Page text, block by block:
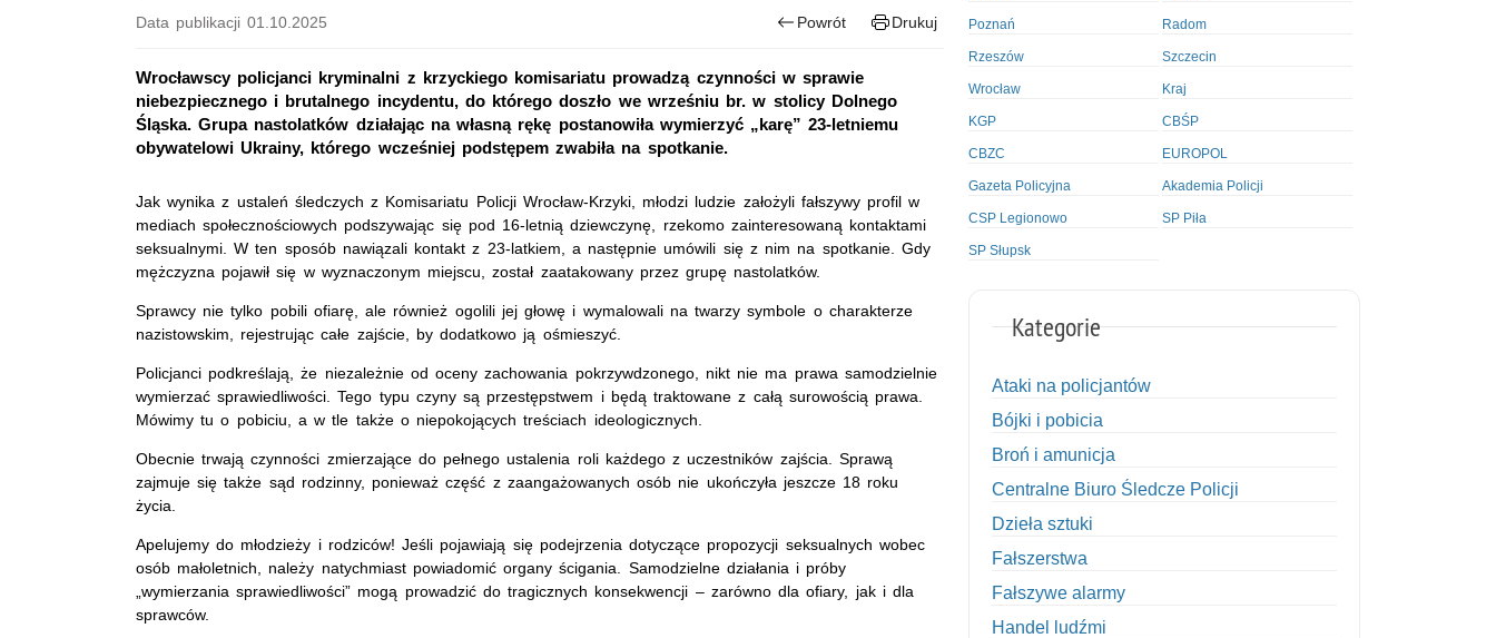
Data publikacji 01.10.2025 Powrót Drukuj
Wrocławscy policjanci kryminalni z krzyckiego komisariatu prowadzą czynności w sprawie
niebezpiecznego i brutalnego incydentu, do którego doszło we wrześniu br. w stolicy Dolnego
Śląska. Grupa nastolatków działając na własną rękę postanowiła wymierzyć „karę” 23-letniemu
obywatelowi Ukrainy, którego wcześniej podstępem zwabiła na spotkanie.
Jak wynika z ustaleń śledczych z Komisariatu Policji Wrocław-Krzyki, młodzi ludzie założyli fałszywy profil w
mediach społecznościowych podszywając się pod 16-letnią dziewczynę, rzekomo zainteresowaną kontaktami
seksualnymi. W ten sposób nawiązali kontakt z 23-latkiem, a następnie umówili się z nim na spotkanie. Gdy
mężczyzna pojawił się w wyznaczonym miejscu, został zaatakowany przez grupę nastolatków.
Sprawcy nie tylko pobili ofiarę, ale również ogolili jej głowę i wymalowali na twarzy symbole o charakterze
nazistowskim, rejestrując całe zajście, by dodatkowo ją ośmieszyć.
Policjanci podkreślają, że niezależnie od oceny zachowania pokrzywdzonego, nikt nie ma prawa samodzielnie
wymierzać sprawiedliwości. Tego typu czyny są przestępstwem i będą traktowane z całą surowością prawa.
Mówimy tu o pobiciu, a w tle także o niepokojących treściach ideologicznych.
Obecnie trwają czynności zmierzające do pełnego ustalenia roli każdego z uczestników zajścia. Sprawą
zajmuje się także sąd rodzinny, ponieważ część z zaangażowanych osób nie ukończyła jeszcze 18 roku
życia.
Apelujemy do młodzieży i rodziców! Jeśli pojawiają się podejrzenia dotyczące propozycji seksualnych wobec
osób małoletnich, należy natychmiast powiadomić organy ścigania. Samodzielne działania i próby
„wymierzania sprawiedliwości” mogą prowadzić do tragicznych konsekwencji – zarówno dla ofiary, jak i dla
sprawców.
Poznań Radom
Rzeszów Szczecin
Wrocław Kraj
KGP CBŚP
CBZC EUROPOL
Gazeta Policyjna Akademia Policji
CSP Legionowo SP Piła
SP Słupsk
Kategorie
Ataki na policjantów
Bójki i pobicia
Broń i amunicja
Centralne Biuro Śledcze Policji
Dzieła sztuki
Fałszerstwa
Fałszywe alarmy
Handel ludźmi